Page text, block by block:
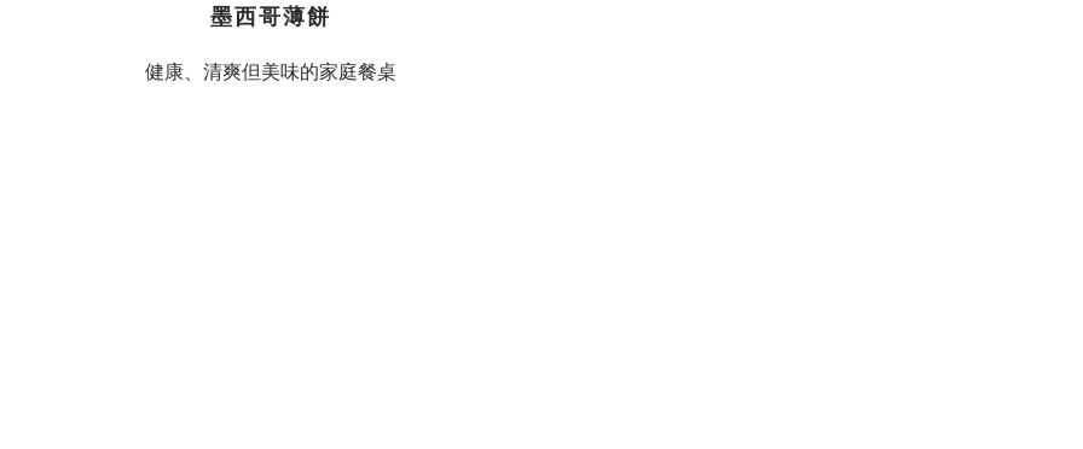
墨西哥薄餅
健康、清爽但美味的家庭餐桌